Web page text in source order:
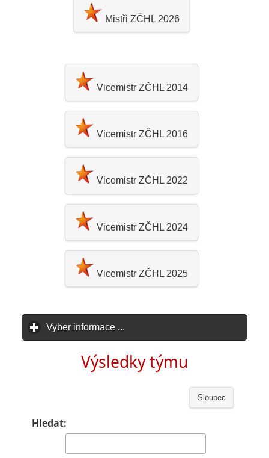
Mistři ZČHL 2026
Vicemistr ZČHL 2014
Vicemistr ZČHL 2016
Vicemistr ZČHL 2022
Vicemistr ZČHL 2024
Vicemistr ZČHL 2025
Vyber informace ...
Výsledky týmu
Sloupec
Hledat: